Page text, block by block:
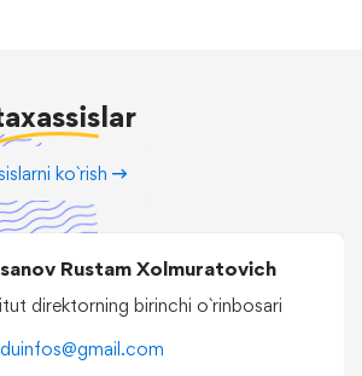
ko`rish
Rustam Xolmuratovich
direktorning birinchi o`rinbosari